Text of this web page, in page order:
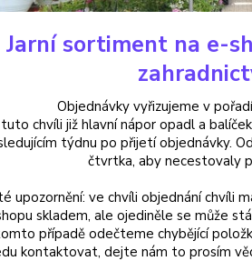
Hemerocallis - Denivky Hemerocallis -
- Denivka,
Jarní sortiment na e-
Objednávky vyřizujeme v
chvíli již hlavní nápor opadl a
týdnu po přijetí objednávky.
čtvrtka, aby necestovaly
upozornění: ve chvíli objednání chvíli
skladem, ale ojediněle se může
případě odečteme chybějící
kontaktovat, dejte nám to prosím